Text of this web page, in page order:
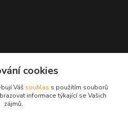
cookies
Váš souhlas s použitím souborů
informace týkající se Vašich
zájmů.